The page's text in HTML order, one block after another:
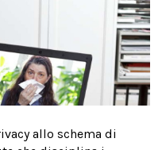
allo schema di